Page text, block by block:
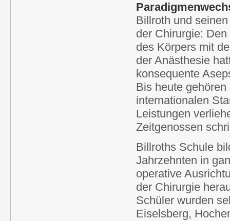
Billroth und
der Chirurgie:
des Körpers mit
der Anästhesie
konsequente
Bis heute
internationalen
Leistungen
Zeitgenossen
Billroths Schule
Jahrzehnten in
operative
der Chirurgie
Schüler wurden
Eiselsberg,